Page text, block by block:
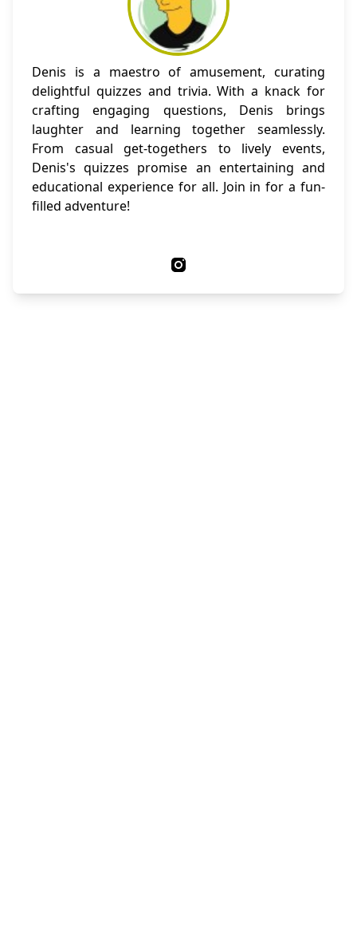
Denis is a maestro of amusement, curating
delightful quizzes and trivia. With a knack for
crafting engaging questions, Denis brings
laughter and learning together seamlessly.
From casual get-togethers to lively events,
Denis's quizzes promise an entertaining and
educational experience for all. Join in for a fun-
filled adventure!